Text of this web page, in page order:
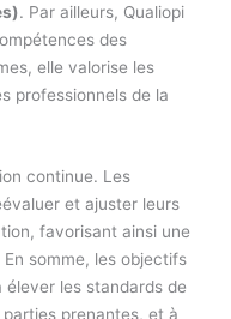
. Par ailleurs, Qualiopi
des
elle valorise les
professionnels de la
continue. Les
et ajuster leurs
favorisant ainsi une
somme, les objectifs
les standards de
prenantes, et à